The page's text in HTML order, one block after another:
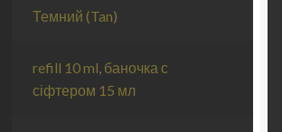
Темний (Tan)
refill 10 ml, баночка с
сіфтером 15 мл